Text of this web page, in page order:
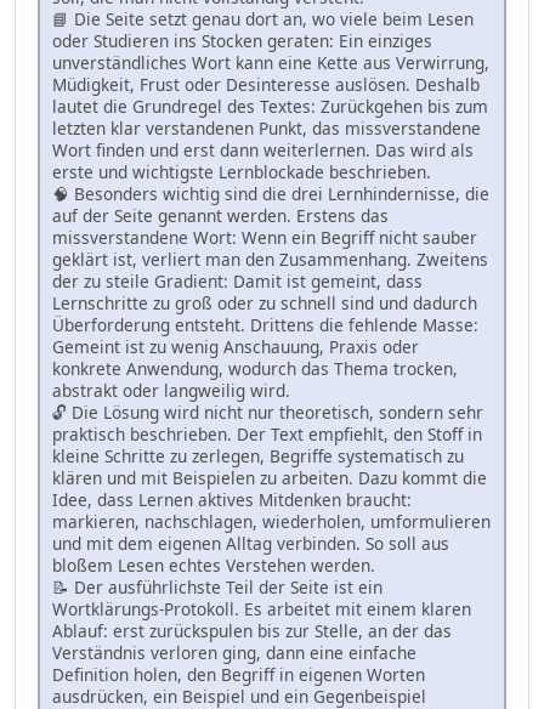
📘 Die Seite setzt genau dort an, wo viele beim Lesen
oder Studieren ins Stocken geraten: Ein einziges
unverständliches Wort kann eine Kette aus Verwirrung,
Müdigkeit, Frust oder Desinteresse auslösen. Deshalb
lautet die Grundregel des Textes: Zurückgehen bis zum
letzten klar verstandenen Punkt, das missverstandene
Wort finden und erst dann weiterlernen. Das wird als
erste und wichtigste Lernblockade beschrieben.
🧠 Besonders wichtig sind die drei Lernhindernisse, die
auf der Seite genannt werden. Erstens das
missverstandene Wort: Wenn ein Begriff nicht sauber
geklärt ist, verliert man den Zusammenhang. Zweitens
der zu steile Gradient: Damit ist gemeint, dass
Lernschritte zu groß oder zu schnell sind und dadurch
Überforderung entsteht. Drittens die fehlende Masse:
Gemeint ist zu wenig Anschauung, Praxis oder
konkrete Anwendung, wodurch das Thema trocken,
abstrakt oder langweilig wird.
🔓 Die Lösung wird nicht nur theoretisch, sondern sehr
praktisch beschrieben. Der Text empfiehlt, den Stoff in
kleine Schritte zu zerlegen, Begriffe systematisch zu
klären und mit Beispielen zu arbeiten. Dazu kommt die
Idee, dass Lernen aktives Mitdenken braucht:
markieren, nachschlagen, wiederholen, umformulieren
und mit dem eigenen Alltag verbinden. So soll aus
bloßem Lesen echtes Verstehen werden.
📝 Der ausführlichste Teil der Seite ist ein
Wortklärungs-Protokoll. Es arbeitet mit einem klaren
Ablauf: erst zurückspulen bis zur Stelle, an der das
Verständnis verloren ging, dann eine einfache
Definition holen, den Begriff in eigenen Worten
ausdrücken, ein Beispiel und ein Gegenbeispiel